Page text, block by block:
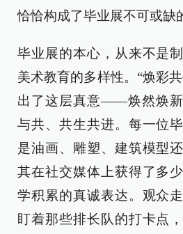
恰恰构成了毕业展不可或缺
毕业展的本心，从来不是
美术教育的多样性。“焕彩
出了这层真意——焕然焕
与共、共生共进。每一位
是油画、雕塑、建筑模型
其在社交媒体上获得了多
学积累的真诚表达。观众
盯着那些排长队的打卡点